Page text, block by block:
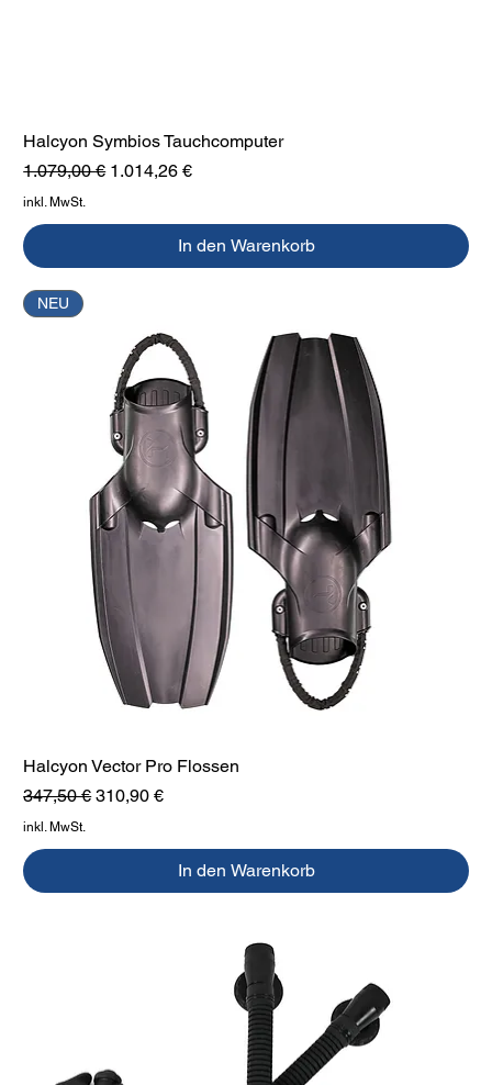
Halcyon Symbios Tauchcomputer
Standardpreis
1.079,00 € Sale-Preis
1.014,26 €
inkl. MwSt.
In den Warenkorb
NEU
Halcyon Vector Pro Flossen
Standardpreis
347,50 €Sale-Preis
310,90 €
inkl. MwSt.
In den Warenkorb